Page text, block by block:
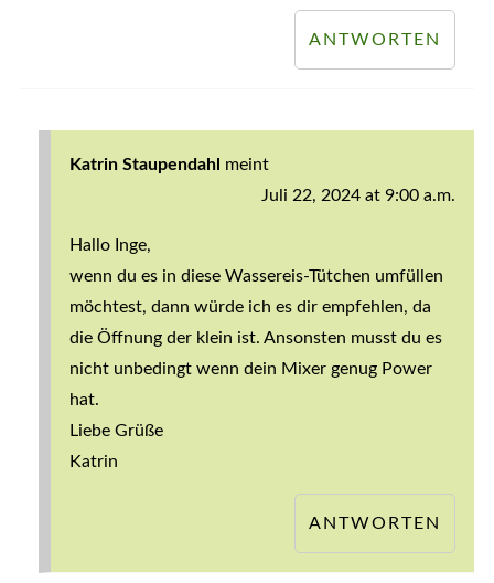
ANTWORTEN
Katrin Staupendahl meint
Juli 22, 2024 at 9:00 a.m.
Hallo Inge,
wenn du es in diese Wassereis-Tütchen umfüllen
möchtest, dann würde ich es dir empfehlen, da
die Öffnung der klein ist. Ansonsten musst du es
nicht unbedingt wenn dein Mixer genug Power
hat.
Liebe Grüße
Katrin
ANTWORTEN